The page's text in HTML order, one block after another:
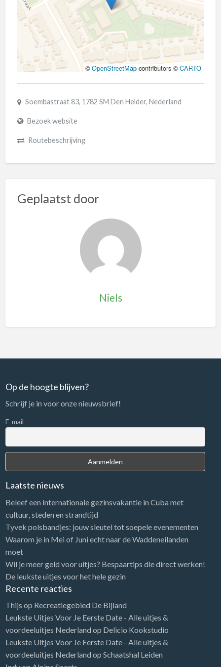
©OpenStreetMapcontributors ©CARTO
Soembastraat 83, 1782 SM Den Helder, Nederland
Bezoek website
Routebeschrijving
Geplaatst door
Niels
Op de hoogte blijven?
Schrijf je in voor onze nieuwsbrief!
E-mail
Laatste nieuws
Beleef een internationale gezinsvakantie in Cuba met
cultuur, steden en strandtijd
Tyvek polsbandjes: jouw sleutel tot soepele evenementen
Waarom je in Mei of Juni echt naar de Waddeneilanden
moet
Wil je meer geld voor uitjes? Bespaartips die direct werken!
De leukste uitjes voor het hele gezin
Recente reacties
Thijs op Recreatiegebied De Bijland
Leukste Uitjes Voor Je Eerste Date - Alle uitjes &
voordeeluitjes Nederland op Delicio Kookstudio
Leukste Uitjes Voor Je Eerste Date - Alle uitjes &
voordeeluitjes Nederland op Schaatshal Leiden